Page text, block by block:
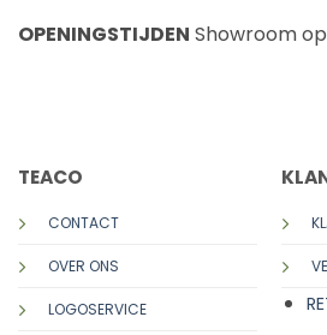
OPENINGSTIJDEN Showroom
TEACO
CONTACT
OVER ONS
LOGOSERVICE